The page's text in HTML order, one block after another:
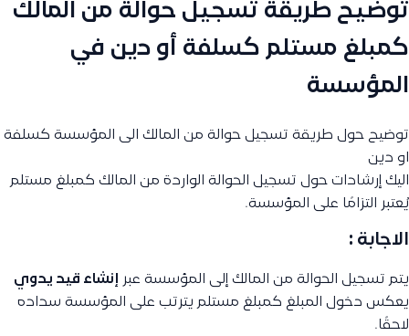
توضيح طريقة تسجيل حوالة من المالك
كمبلغ مستلم كسلفة أو دين في
المؤسسة
توضيح حول طريقة تسجيل حوالة من المالك الى المؤسسة كسلفة
او دين
اليك إرشادات حول تسجيل الحوالة الواردة من المالك كمبلغ مستلم
يُعتبر التزامًا على المؤسسة.
الاجابة :
يتم تسجيل الحوالة من المالك إلى المؤسسة عبر إنشاء قيد يدوي
يعكس دخول المبلغ كمبلغ مستلم يترتب على المؤسسة سداده
لاحقًا.